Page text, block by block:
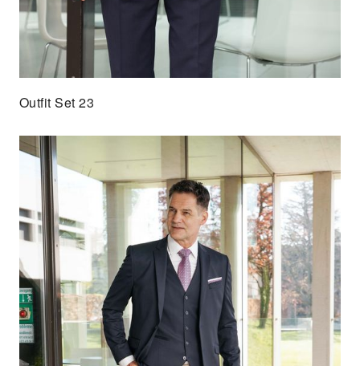
Outfit Set 23